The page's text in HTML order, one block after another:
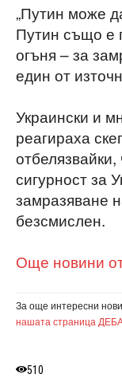
„Путин може
Путин също е
огъня – за
един от
Украински и
реагираха
сигурност за
замразяване
безсмислен.
Още новини
За още интересни
нашата страница
510